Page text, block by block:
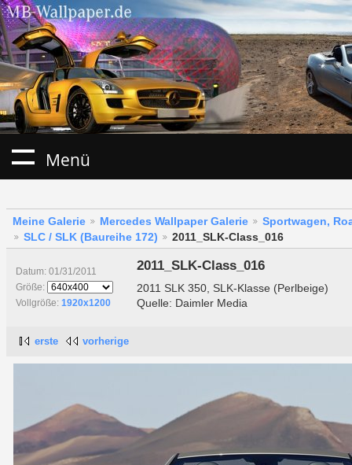
Menü
Meine Galerie Mercedes Wallpaper Galerie
Sportwagen,
SLC / SLK (Baureihe 172)
2011_SLK-Class_016
Datum: 01/31/2011
Größe:
Vollgröße: 1920x1200
2011_SLK-Class_016
2011 SLK 350, SLK-Klasse (Perlbeige)
Quelle: Daimler Media
erste vorherige